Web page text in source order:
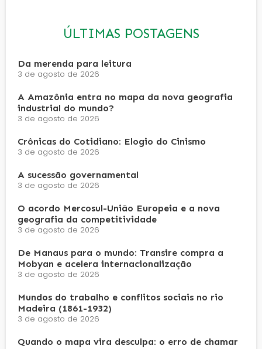
ÚLTIMAS POSTAGENS
Da merenda para leitura
3 de agosto de 2026
A Amazônia entra no mapa da nova geografia
industrial do mundo?
3 de agosto de 2026
Crônicas do Cotidiano: Elogio do Cinismo
3 de agosto de 2026
A sucessão governamental
3 de agosto de 2026
O acordo Mercosul-União Europeia e a nova
geografia da competitividade
3 de agosto de 2026
De Manaus para o mundo: Transire compra a
Mobyan e acelera internacionalização
3 de agosto de 2026
Mundos do trabalho e conflitos sociais no rio
Madeira (1861-1932)
3 de agosto de 2026
Quando o mapa vira desculpa: o erro de chamar